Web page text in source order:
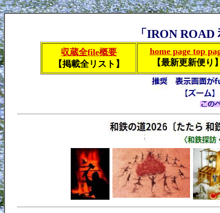
「IRON
収蔵全file概要
【掲載全リスト】
home page top
【最新更新便り